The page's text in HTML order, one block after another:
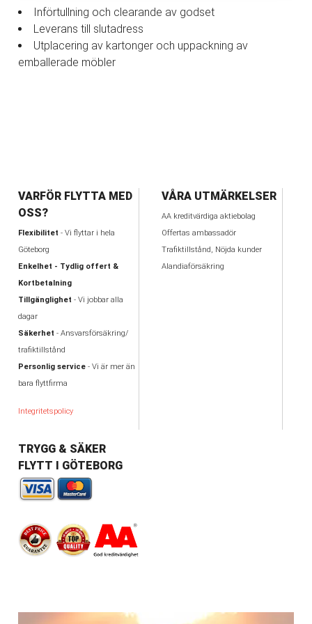
Införtullning och clearande av godset
Leverans till slutadress
Utplacering av kartonger och uppackning av
emballerade möbler
VARFÖR FLYTTA MED
OSS?
Flexibilitet - Vi flyttar i hela
Göteborg
Enkelhet - Tydlig offert &
Kortbetalning
Tillgänglighet - Vi jobbar alla
dagar
Säkerhet - Ansvarsförsäkring/
trafiktillstånd
Personlig service- Vi är mer än
bara flyttfirma
Integritetspolicy
VÅRA UTMÄRKELSER
AA kreditvärdiga aktiebolag
Offertas ambassadör
Trafiktillstånd, Nöjda kunder
Alandiaförsäkring
TRYGG & SÄKER
FLYTT I GÖTEBORG